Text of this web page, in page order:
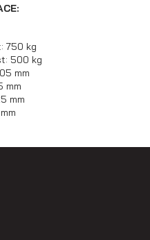
750 kg
500 kg
mm
mm
mm